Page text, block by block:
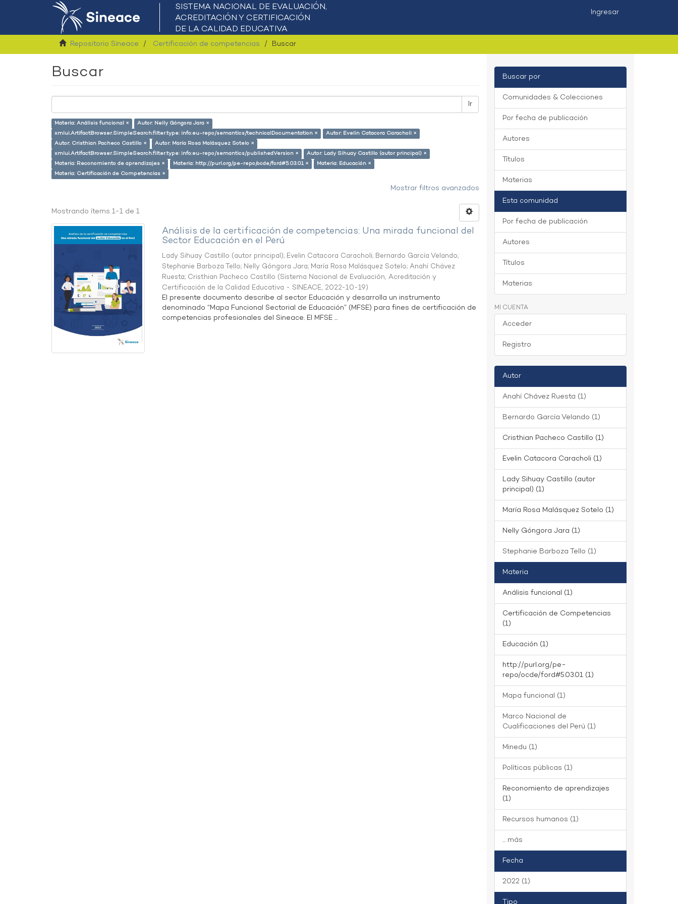
Ingresar
Repositorio Sineace Certificación de competencias Buscar
Buscar
Ir
Materia: Análisis funcional ×
Autor: Nelly Góngora Jara ×
xmlui.ArtifactBrowser.SimpleSearch.filter.type: info:eu-repo/semantics/technicalDocumentation ×
Autor: Evelin Catacora Caracholi ×
Autor: Cristhian Pacheco Castillo ×
Autor: María Rosa Malásquez Sotelo ×
xmlui.ArtifactBrowser.SimpleSearch.filter.type: info:eu-repo/semantics/publishedVersion ×
Autor: Lady Sihuay Castillo (autor principal) ×
Materia: Reconomiento de aprendizajes ×
Materia: http://purl.org/pe-repo/ocde/ford#5.03.01 ×
Materia: Educación ×
Materia: Certificación de Competencias ×
Mostrar filtros avanzados
Mostrando ítems 1-1 de 1
Análisis de la certificación de competencias: Una mirada funcional del
Sector Educación en el Perú
Lady Sihuay Castillo (autor principal); Evelin Catacora Caracholi; Bernardo García Velando;
Stephanie Barboza Tello; Nelly Góngora Jara; María Rosa Malásquez Sotelo;Anahí Chávez
Ruesta; Cristhian Pacheco Castillo (Sistema Nacional de Evaluación, Acreditación y
Certificación de la Calidad Educativa - SINEACE, 2022-10-19)
El presente documento describe al sector Educación y desarrolla un instrumento
denominado “Mapa Funcional Sectorial de Educación” (MFSE) para fines de certificación de
competencias profesionales del Sineace. El MFSE ...
Buscar por
Comunidades & Colecciones
Por fecha de publicación
Autores
Títulos
Materias
Esta comunidad
Por fecha de publicación
Autores
Títulos
Materias
MI CUENTA
Acceder
Registro
Autor
Anahí Chávez Ruesta (1)
Bernardo García Velando (1)
Cristhian Pacheco Castillo (1)
Evelin Catacora Caracholi (1)
Lady Sihuay Castillo (autor
principal) (1)
María Rosa Malásquez Sotelo (1)
Nelly Góngora Jara (1)
Stephanie Barboza Tello (1)
Materia
Análisis funcional (1)
Certificación de Competencias
(1)
Educación (1)
http://purl.org/pe-
repo/ocde/ford#5.03.01 (1)
Mapa funcional (1)
Marco Nacional de
Cualificaciones del Perú (1)
Minedu (1)
Políticas públicas (1)
Reconomiento de aprendizajes
(1)
Recursos humanos (1)
... más
Fecha
2022 (1)